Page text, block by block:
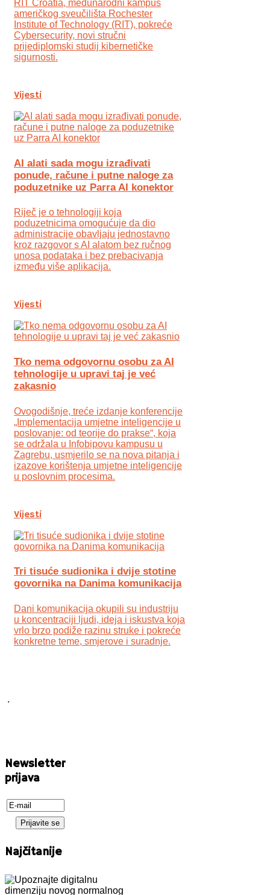
RIT Croatia, međunarodni kampus
američkog sveučilišta Rochester
Institute of Technology (RIT), pokreće
Cybersecurity, novi stručni
prijediplomski studij kibernetičke
sigurnosti.
Vijesti
AI alati sada mogu izrađivati
ponude, račune i putne naloge za
poduzetnike uz Parra AI konektor
Riječ je o tehnologiji koja
poduzetnicima omogućuje da dio
administracije obavljaju jednostavno
kroz razgovor s AI alatom bez ručnog
unosa podataka i bez prebacivanja
između više aplikacija.
Vijesti
Tko nema odgovornu osobu za AI
tehnologije u upravi taj je već
zakasnio
Ovogodišnje, treće izdanje konferencije
„Implementacija umjetne inteligencije u
poslovanje: od teorije do prakse“, koja
se održala u Infobipovu kampusu u
Zagrebu, usmjerilo se na nova pitanja i
izazove korištenja umjetne inteligencije
u poslovnim procesima.
Vijesti
Tri tisuće sudionika i dvije stotine
govornika na Danima komunikacija
Dani komunikacija okupili su industriju
u koncentraciji ljudi, ideja i iskustva koja
vrlo brzo podiže razinu struke i pokreće
konkretne teme, smjerove i suradnje.
.
Newsletter
prijava
Najčitanije